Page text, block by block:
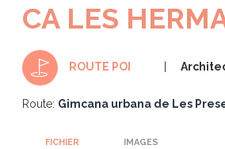
CA LES
ROUTE POI
Route: Gimcana urbana de Les
FICHIER IMAGES